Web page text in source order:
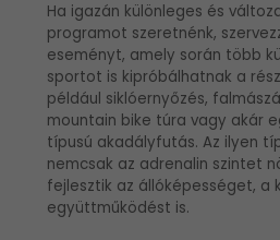
Ha igazán különleges és
programot szeretnénk,
eseményt, amely során több
sportot is kipróbálhatnak a
például siklóernyőzés,
mountain bike túra vagy akár
típusú akadályfutás. Az ilyen
nemcsak az adrenalin szintet
fejlesztik az állóképességet, a
együttműködést is.